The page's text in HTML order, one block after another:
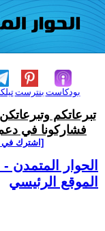
بنترست بودكاست
تبرعاتكم
فشاركونا في دعم
[اشترك في
الحوار المتمدن -
الموقع الرئيسي